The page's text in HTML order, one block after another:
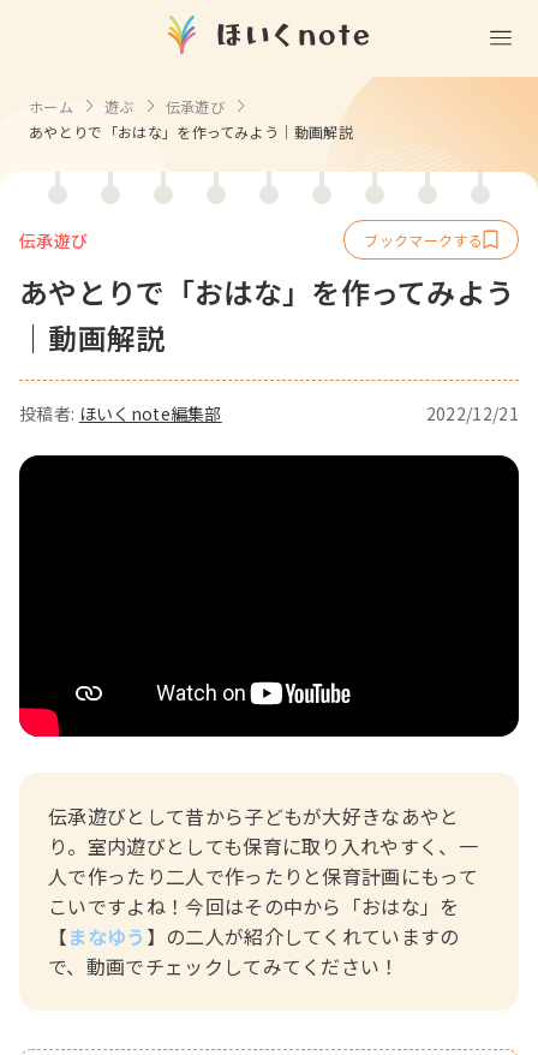
(無料)
室内遊び
戸外遊び
室内遊び・道具なし
戸外遊び・道具なし
ごっこ遊び・室内
ことば遊び
作る
製作
壁面製作
製作・飾り
製作・あそび
折り紙
知る
記念日・行事の由来
食育
園の活動・行事
衛生
歌う
童謡・唱歌
手遊び
学ぶ
使う
挿絵
園情報
ホーム 遊ぶ
伝承遊び
あやとりで「おはな」を作ってみよう｜動画解説
伝承遊び
あやとりで「おはな」を作ってみよう
｜動画解説
投稿者: ほいくnote編集部 2022/12/21
伝承遊びとして昔から子どもが大好きなあやと
り。室内遊びとしても保育に取り入れやすく、一
人で作ったり二人で作ったりと保育計画にもって
こいですよね！今回はその中から「おはな」 を
【まなゆう 】の二人が紹介してくれていますの
で、動画でチェックしてみてください！